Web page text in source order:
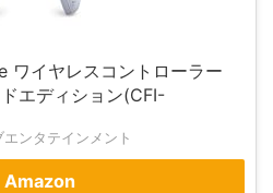
ワイヤレスコントローラー
エディション(CFI-
ンタテインメント
Amazon